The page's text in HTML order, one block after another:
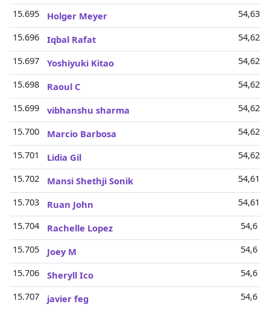
15.695
Holger Meyer
54,63
15.696
Iqbal Rafat
54,62
15.697
Yoshiyuki Kitao
54,62
15.698
Raoul C
54,62
15.699
vibhanshu sharma
54,62
15.700
Marcio Barbosa
54,62
15.701
Lidia Gil
54,62
15.702
Mansi Shethji Sonik
54,61
15.703
Ruan John
54,61
15.704
Rachelle Lopez
54,6
15.705
Joey M
54,6
15.706
Sheryll Ico
54,6
15.707
javier feg 54,6